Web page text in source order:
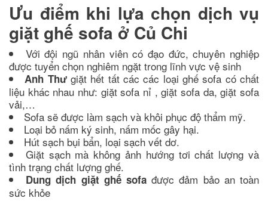
Ưu điểm khi lựa chọn dịch vụ
giặt ghế sofa ở Củ Chi
Với đội ngũ nhân viên có đạo đức, chuyên nghiệp
được tuyển chọn nghiêm ngặt trong lĩnh vực vệ sinh
Anh Thưgiặt hết tất các các loại ghế sofa có chất
liệu khác nhau như: giặt sofa nỉ , giặt sofa da, giặt sofa
vải,…
Sofa sẽ được làm sạch và khôi phục độ thẩm mỹ.
Loại bỏ nấm ký sinh, nấm mốc gây hại.
Hút sạch bụi bẩn, loại sạch vết dơ.
Giặt sạch mà không ảnh hướng tơi chất lượng và
tình trạng chất lượng ghế.
Dung dịch giặt ghế sofa được đảm bảo an toàn
sức khỏe